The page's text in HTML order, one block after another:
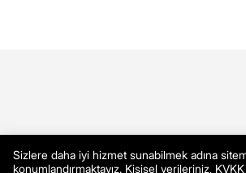
Sizlere daha iyi hizmet sunabilmek adına
konumlandırmaktayız. Kişisel verileriniz,